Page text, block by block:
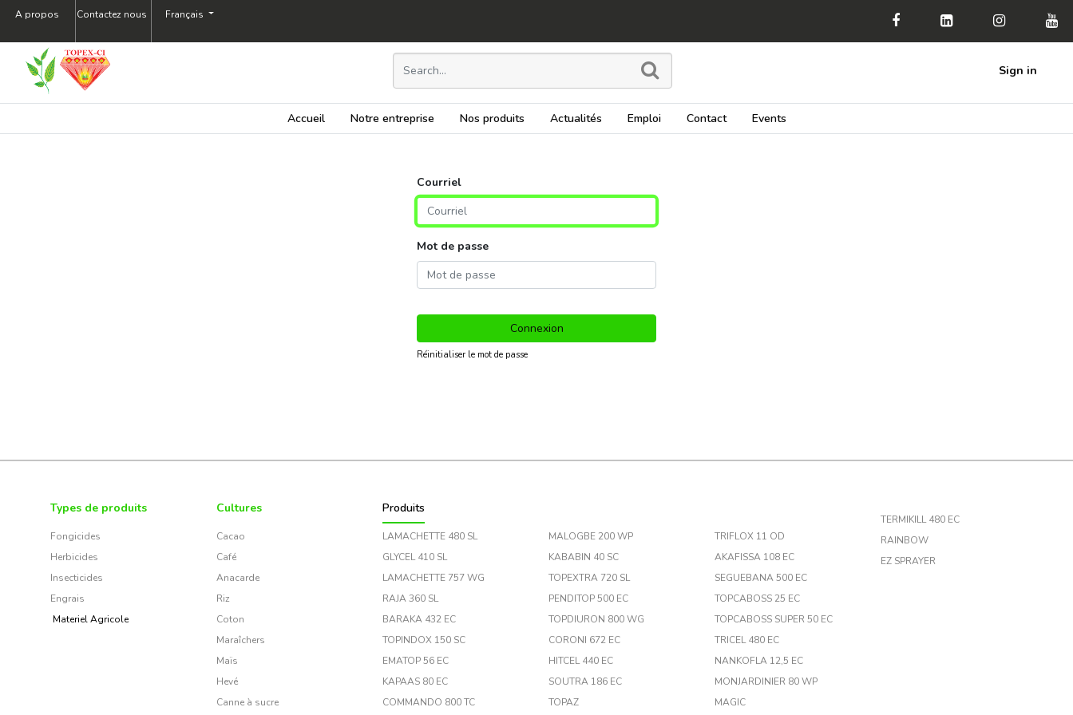
A propos Contactez nous Français
Sign in
Accueil Notre entreprise Nos produits Actualités Emploi Contact Events
Courriel
Mot de passe
Connexion
Réinitialiser le mot de passe
Types de produits
Fongicides
Herbicides
Insecticides
Engrais
Materiel Agricole
Cultures
Cacao
Café
Anacarde
Riz
Coton
Maraîchers
Maïs
Hevé
Canne à sucre
Produits
LAMACHETTE 480 SL
GLYCEL 410 SL
LAMACHETTE 757 WG
RAJA 360 SL
BARAKA 432 EC
TOPINDOX 150 SC
EMATOP 56 EC
KAPAAS 80 EC
COMMANDO 800 TC
MALOGBE 200 WP
KABABIN 40 SC
TOPEXTRA 720 SL
PENDITOP 500 EC
TOPDIURON 800 WG
CORONI 672 EC
HITCEL 440 EC
SOUTRA 186 EC
TOPAZ
TRIFLOX 11 OD
AKAFISSA 108 EC
SEGUEBANA 500 EC
TOPCABOSS 25 EC
TOPCABOSS SUPER 50 EC
TRICEL 480 EC
NANKOFLA 12,5 EC
MONJARDINIER 80 WP
MAGIC
TERMIKILL 480 EC
RAINBOW
EZ SPRAYER